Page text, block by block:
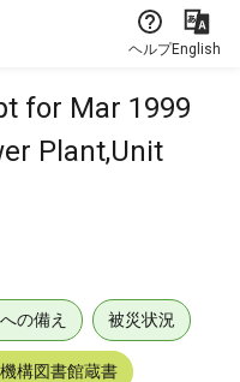
ヘルプEnglish
for Mar 1999
Plant,Unit
の備え 被災状況
構図書館蔵書